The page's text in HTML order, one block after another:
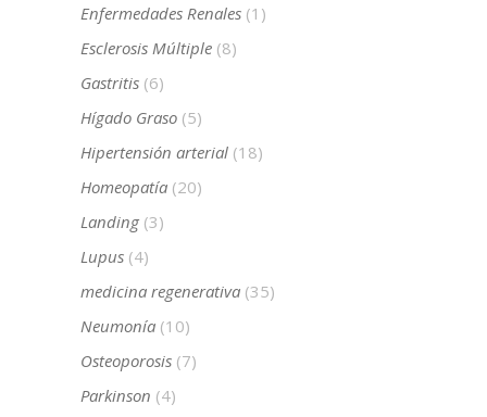
Enfermedades Renales (1)
Esclerosis Múltiple (8)
Gastritis (6)
Hígado Graso (5)
Hipertensión arterial (18)
Homeopatía (20)
Landing (3)
Lupus (4)
medicina regenerativa (35)
Neumonía (10)
Osteoporosis (7)
Parkinson (4)